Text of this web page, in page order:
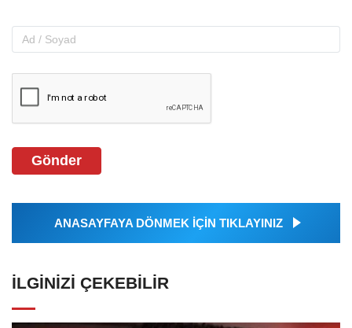
Gönder
ANASAYFAYA DÖNMEK İÇİN TIKLAYINIZ
İLGINIZI ÇEKEBILIR